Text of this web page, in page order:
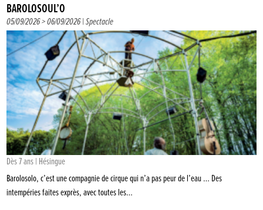
BAROLOSOUL’O
05/09/2026 > 06/09/2026 |Spectacle
Dès 7 ans | Hésingue
Barolosolo, c’est une compagnie de cirque qui n’a pas peur de l’eau … Des
intempéries faites exprès, avec toutes les…